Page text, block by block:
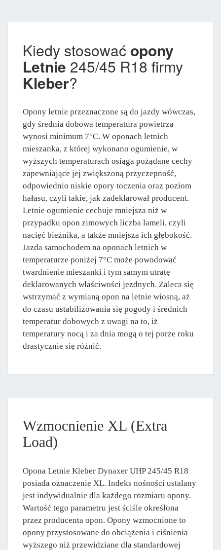
Kiedy stosować opony
Letnie 245/45 R18 firmy
Kleber?
Opony letnie przeznaczone są do jazdy wówczas,
gdy średnia dobowa temperatura powietrza
wynosi minimum 7°C. W oponach letnich
mieszanka, z której wykonano ogumienie, w
wyższych temperaturach osiąga pożądane cechy
zapewniające jej zwiększoną przyczepność,
odpowiednio niskie opory toczenia oraz poziom
hałasu, czyli takie, jak zadeklarował producent.
Letnie ogumienie cechuje mniejsza niż w
przypadku opon zimowych liczba lameli, czyli
nacięć bieżnika, a także mniejsza ich głębokość.
Jazda samochodem na oponach letnich w
temperaturze poniżej 7°C może powodować
twardnienie mieszanki i tym samym utratę
deklarowanych właściwości jezdnych. Zaleca się
wstrzymać z wymianą opon na letnie wiosną, aż
do czasu ustabilizowania się pogody i średnich
temperatur dobowych z uwagi na to, iż
temperatury nocą i za dnia mogą o tej porze roku
drastycznie się różnić.
Wzmocnienie XL (Extra
Load)
Opona Letnie Kleber Dynaxer UHP 245/45 R18
posiada oznaczenie XL. Indeks nośności ustalany
jest indywidualnie dla każdego rozmiaru opony.
Wartość tego parametru jest ściśle określona
przez producenta opon. Opony wzmocnione to
opony przystosowane do obciążenia i ciśnienia
wyższego niż przewidziane dla standardowej